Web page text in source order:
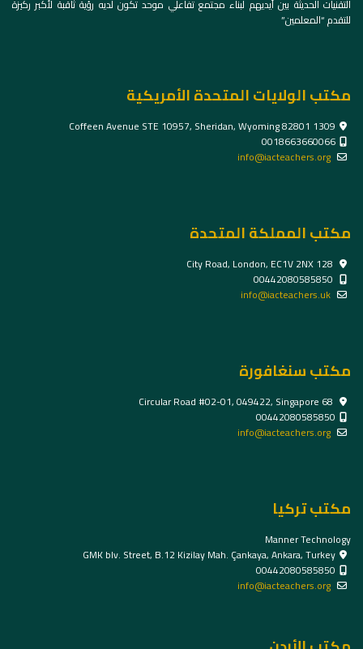
التقنيات الحديثة بين أيديهم لبناء مجتمع تفاعلي موحد تكون لديه رؤية ثاقبة لأكبر ركيزة
للتقدم “المعلمين”
مكتب الولايات المتحدة الأمريكية
1309 Coffeen Avenue STE 10957, Sheridan, Wyoming 82801
0018663660066
info@iacteachers.org
مكتب المملكة المتحدة
info@iacteachers.uk
مكتب سنغافورة
00442080585850
info@iacteachers.org
مكتب تركيا
Manner Technology
GMK blv. Street, B.12 Kizilay Mah. Çankaya, Ankara, Turkey
00442080585850
info@iacteachers.org